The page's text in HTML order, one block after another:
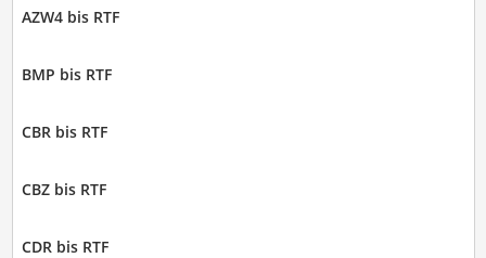
AZW4 bis RTF
BMP bis RTF
CBR bis RTF
CBZ bis RTF
CDR bis RTF